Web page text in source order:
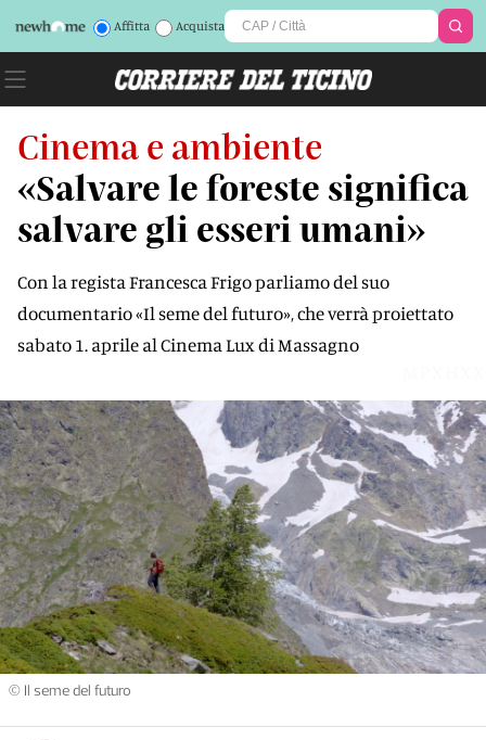
Affitta Acquista
Cinema e ambiente
«Salvare le foreste significa
salvare gli esseri umani»
Con la regista Francesca Frigo parliamo del suo
documentario «Il seme del futuro», che verrà proiettato
sabato 1. aprile al Cinema Lux di Massagno
© Il seme del futuro